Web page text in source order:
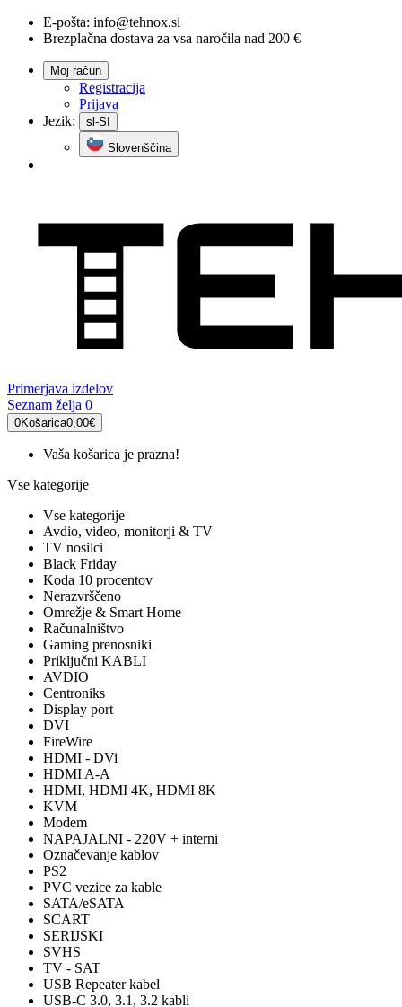
E-pošta: info@tehnox.si
Brezplačna dostava za vsa naročila nad 200 €
Moj račun
Registracija
Prijava
Jezik:
sl-SI
Slovenščina
Primerjava izdelov
Seznam želja 0
0Košarica0,00€
Vaša košarica je prazna!
Vse kategorije
Vse kategorije
Avdio, video, monitorji & TV
TV nosilci
Black Friday
Koda 10 procentov
Nerazvrščeno
Omrežje & Smart Home
Računalništvo
Gaming prenosniki
Priključni KABLI
AVDIO
Centroniks
Display port
DVI
FireWire
HDMI - DVi
HDMI A-A
HDMI, HDMI 4K, HDMI 8K
KVM
Modem
NAPAJALNI - 220V + interni
Označevanje kablov
PS2
PVC vezice za kable
SATA/eSATA
SCART
SERIJSKI
SVHS
TV - SAT
USB Repeater kabel
USB-C 3.0, 3.1, 3.2 kabli